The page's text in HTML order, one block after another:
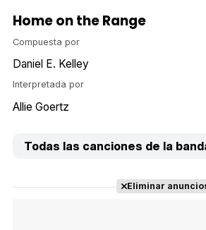
Home on the Range
Compuesta por
Daniel E. Kelley
Interpretada por
Allie Goertz
Todas las canciones de la
Eliminar